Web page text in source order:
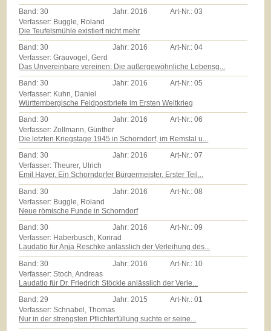
Band:30 Jahr: 2016 Art-Nr.:03
Verfasser: Buggle, Roland
Die Teufelsmühle existiert nicht mehr
Band:30 Jahr:2016 Art-Nr.:04
Verfasser: Grauvogel, Gerd
Das Unvereinbare vereinen: Die außergewöhnliche Lebensg...
Band:30 Jahr:2016 Art-Nr.:05
Verfasser: Kuhn, Daniel
Württembergische Feldpostbriefe im Ersten Weltkrieg
Band:30 Jahr:2016 Art-Nr.:06
Verfasser: Zollmann, Günther
Die letzten Kriegstage 1945 in Schorndorf, im Remstal u...
Band:30 Jahr:2016 Art-Nr.:07
Verfasser: Theurer, Ulrich
Emil Hayer. Ein Schorndorfer Bürgermeister. Erster Teil...
Band:30 Jahr: 2016 Art-Nr.:08
Verfasser: Buggle, Roland
Neue römische Funde in Schorndorf
Band:30 Jahr:2016 Art-Nr.:09
Verfasser: Haberbusch, Konrad
Laudatio für Anja Reschke anlässlich der Verleihung des...
Band:30 Jahr: 2016 Art-Nr.: 10
Verfasser: Stoch, Andreas
Laudatio für Dr. Friedrich Stöckle anlässlich der Verle...
Band:29 Jahr:2015 Art-Nr.:01
Verfasser: Schnabel, Thomas
Nur in der strengsten Pflichterfüllung suchte er seine...